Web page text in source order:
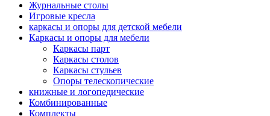
Журнальные столы
Игровые кресла
каркасы и опоры для детской мебели
Каркасы и опоры для мебели
Каркасы парт
Каркасы столов
Каркасы стульев
Опоры телескопические
книжные и логопедические
Комбинированные
Комплекты